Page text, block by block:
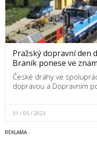
Pražský dopravní den
Braník ponese ve
České dráhy ve
dopravou a Dopravním
31 / 05 / 2023